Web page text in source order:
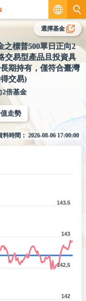
繁
EN
之標普500單日正向2
交易型產品且投資具
期持有，僅符合臺灣
交易)
2倍基金
選擇基金
走勢
料時間：2026-08-06 17:00:00
142
142.5
143
143.5